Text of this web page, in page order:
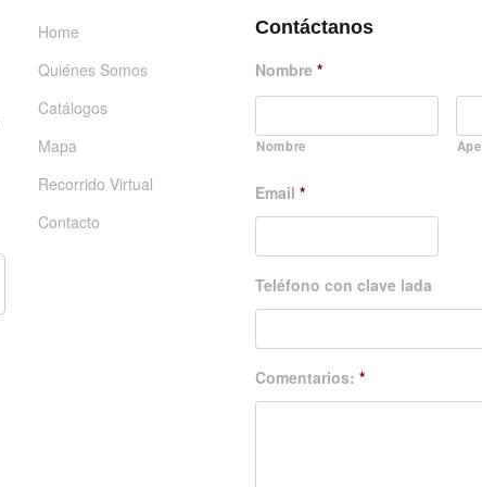
Home
Quiénes Somos
Catálogos
Mapa
Recorrido Virtual
Contacto
Contáctanos
Nombre *
Nombre
Email *
Teléfono con clave lada
Comentarios: *